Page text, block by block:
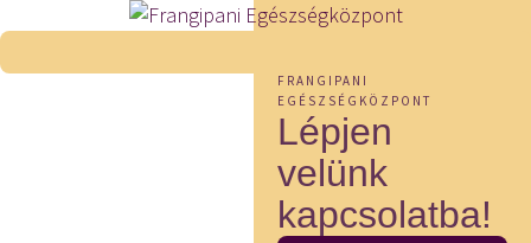
FRANGIPANI
EGÉSZSÉGKÖZPONT
Lépjen
velünk
kapcsolatba!